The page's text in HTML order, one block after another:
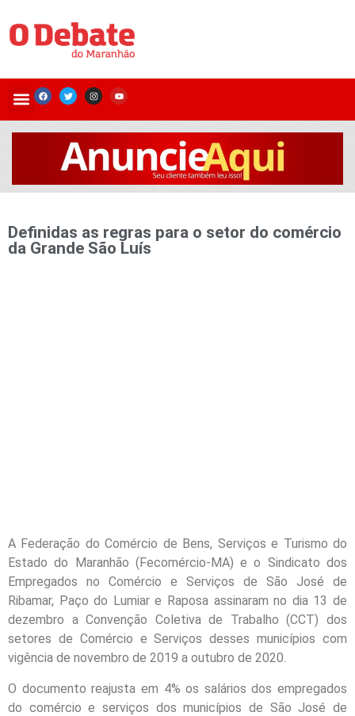
Definidas as regras para o setor do comércio
da Grande São Luís
A Federação do Comércio de Bens, Serviços e Turismo do
Estado do Maranhão (Fecomércio-MA) e o Sindicato dos
Empregados no Comércio e Serviços de São José de
Ribamar, Paço do Lumiar e Raposa assinaram no dia 13 de
dezembro a Convenção Coletiva de Trabalho (CCT) dos
setores de Comércio e Serviços desses municípios com
vigência de novembro de 2019 a outubro de 2020.
O documento reajusta em 4% os salários dos empregados
do comércio e serviços dos municípios de São José de